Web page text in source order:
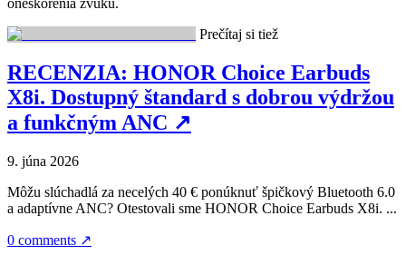
oneskorenia zvuku.
Prečítaj si tiež
RECENZIA: HONOR Choice Earbuds
X8i. Dostupný štandard s dobrou výdržou
a funkčným ANC ↗
9. júna 2026
Môžu slúchadlá za necelých 40 € ponúknuť špičkový Bluetooth 6.0
a adaptívne ANC? Otestovali sme HONOR Choice Earbuds X8i. ...
0 comments ↗